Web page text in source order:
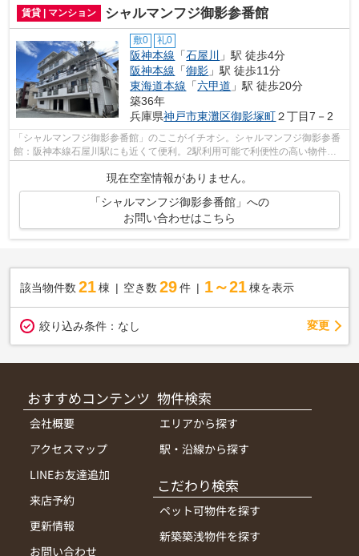
賃貸 | マンション シャルマンフジ御影参番館
敷0 礼0
阪神本線 「石屋川
」駅 徒歩4分
阪神本線 「御影 」駅 徒歩11分
東海道本線 「六甲道 」駅 徒歩20分
築36年
兵庫県神戸市東灘区御影塚町２丁目7－2
「シャルマンフジ御影参番館」のここがイチオシ。シャルマンフジ御影参番
館：阪神本線石屋川駅にも近くて便利。2駅利用可能で利便性の高い物件で
現在空室情報がありません。
「シャルマンフジ御影参番館」への
お問い合わせはこちら
該当物件数 21棟 空き数 29 件 1～21 棟を表示
絞り込み条件： なし 変更
おすすめコンテンツ
会社概要
アクセスマップ
LINEお友達追加
来店予約
更新情報
お問い合わせ
物件検索
エリアから探す
駅・沿線から探す
こだわり検索
ペット可物件を探す
新築築浅物件を探す